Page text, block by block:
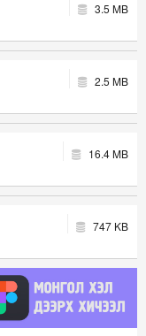
3.5 MB
2.5 MB
16.4 MB
747 KB